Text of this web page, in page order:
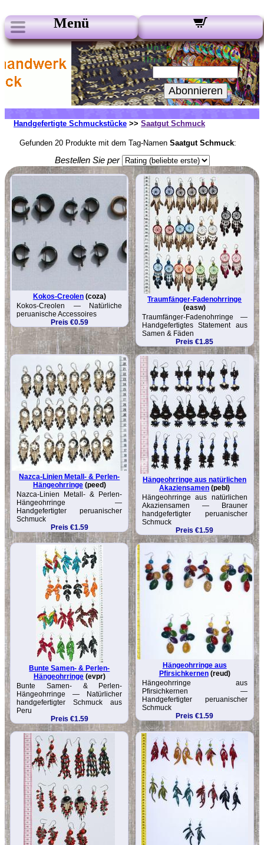
Menü
Unsere Newsletter:
Ihre e-Mail-Adresse:
Abonnieren
Handgefertigte Schmuckstücke >> Saatgut Schmuck
Gefunden 20 Produkte mit dem Tag-NamenSaatgut Schmuck:
Bestellen Sie per
Kokos-Creolen(coza)
Kokos-Creolen — Natürliche
peruanische Accessoires
Preis €0.59
Traumfänger-Fadenohrringe
(easw)
Traumfänger-Fadenohrringe —
Handgefertigtes Statement aus
Samen & Fäden
Preis €1.85
Nazca-Linien Metall- & Perlen-
Hängeohrringe(peed)
Nazca-Linien Metall- & Perlen-
Hängeohrringe —
Handgefertigter peruanischer
Schmuck
Preis €1.59
Hängeohrringe aus natürlichen
Akaziensamen (pebl)
Hängeohrringe aus natürlichen
Akaziensamen — Brauner
handgefertigter peruanischer
Schmuck
Preis €1.59
Bunte Samen- & Perlen-
Hängeohrringe(evpr)
Bunte Samen- & Perlen-
Hängeohrringe — Natürlicher
handgefertigter Schmuck aus
Peru
Preis €1.59
Hängeohrringe aus
Pfirsichkernen(reud)
Hängeohrringe aus
Pfirsichkernen —
Handgefertigter peruanischer
Schmuck
Preis €1.59